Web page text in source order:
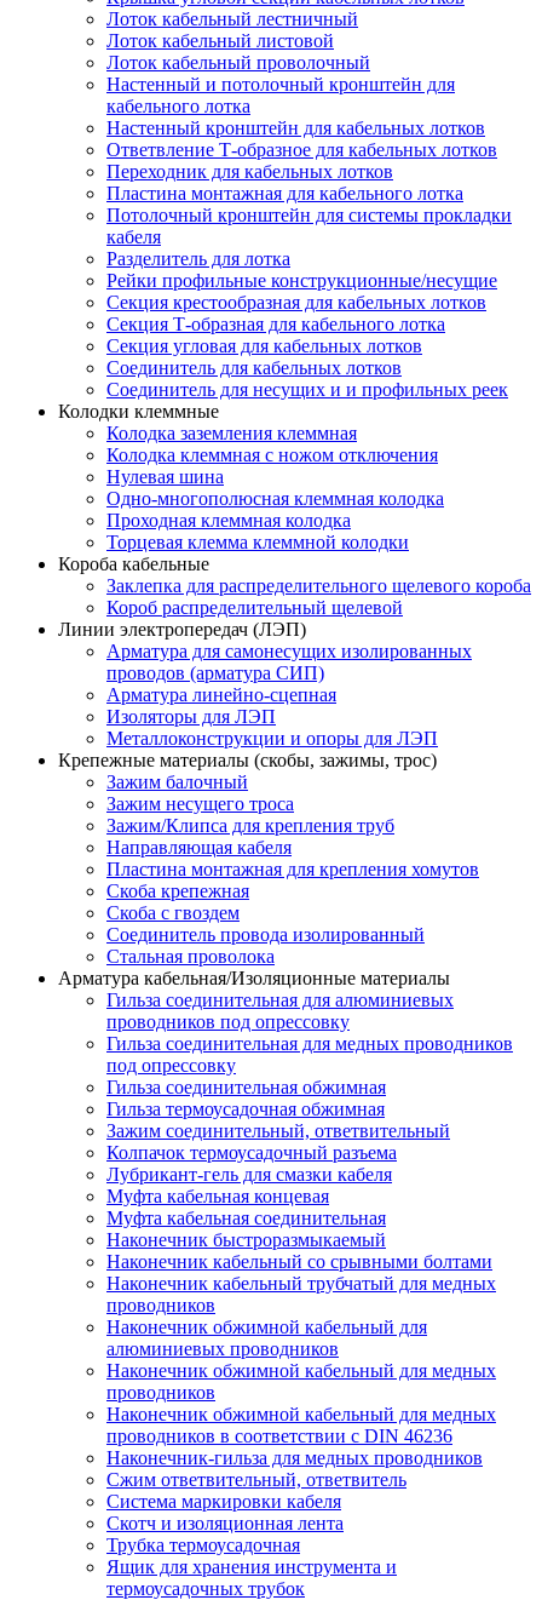
Лоток кабельный лестничный
Лоток кабельный листовой
Лоток кабельный проволочный
Настенный и потолочный кронштейн для
кабельного лотка
Настенный кронштейн для кабельных лотков
Ответвление Т-образное для кабельных лотков
Переходник для кабельных лотков
Пластина монтажная для кабельного лотка
Потолочный кронштейн для системы прокладки
кабеля
Разделитель для лотка
Рейки профильные конструкционные/несущие
Секция крестообразная для кабельных лотков
Секция Т-образная для кабельного лотка
Секция угловая для кабельных лотков
Соединитель для кабельных лотков
Соединитель для несущих и и профильных реек
Колодки клеммные
Колодка заземления клеммная
Колодка клеммная с ножом отключения
Нулевая шина
Одно-многополюсная клеммная колодка
Проходная клеммная колодка
Торцевая клемма клеммной колодки
Короба кабельные
Заклепка для распределительного щелевого короба
Короб распределительный щелевой
Линии электропередач (ЛЭП)
Арматура для самонесущих изолированных
проводов (арматура СИП)
Арматура линейно-сцепная
Изоляторы для ЛЭП
Металлоконструкции и опоры для ЛЭП
Крепежные материалы (скобы, зажимы, трос)
Зажим балочный
Зажим несущего троса
Зажим/Клипса для крепления труб
Направляющая кабеля
Пластина монтажная для крепления хомутов
Скоба крепежная
Скоба с гвоздем
Соединитель провода изолированный
Стальная проволока
Арматура кабельная/Изоляционные материалы
Гильза соединительная для алюминиевых
проводников под опрессовку
Гильза соединительная для медных проводников
под опрессовку
Гильза соединительная обжимная
Гильза термоусадочная обжимная
Зажим соединительный, ответвительный
Колпачок термоусадочный разъема
Лубрикант-гель для смазки кабеля
Муфта кабельная концевая
Муфта кабельная соединительная
Наконечник быстроразмыкаемый
Наконечник кабельный со срывными болтами
Наконечник кабельный трубчатый для медных
проводников
Наконечник обжимной кабельный для
алюминиевых проводников
Наконечник обжимной кабельный для медных
проводников
Наконечник обжимной кабельный для медных
проводников в соответствии с DIN 46236
Наконечник-гильза для медных проводников
Сжим ответвительный, ответвитель
Система маркировки кабеля
Скотч и изоляционная лента
Трубка термоусадочная
Ящик для хранения инструмента и
термоусадочных трубок